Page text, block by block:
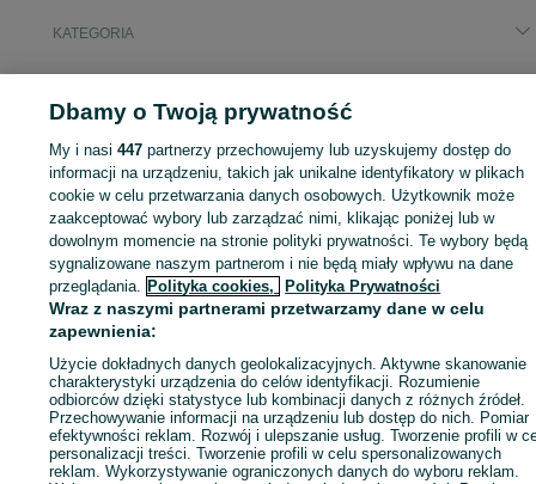
KATEGORIA
Zaloguj się lub załóż konto na OLX, aby skontaktować się z
sprzedającym
Zaloguj się / Załóż konto
Zadzwoń / SMS Wyślij wiadomość
Dbamy o Twoją prywatność
My i nasi447 partnerzy przechowujemy lub uzyskujemy dostęp do
informacji na urządzeniu, takich jak unikalne identyfikatory w plikach
cookie w celu przetwarzania danych osobowych. Użytkownik może
zaakceptować wybory lub zarządzać nimi, klikając poniżej lub w
dowolnym momencie na stronie polityki prywatności. Te wybory będą
sygnalizowane naszym partnerom i nie będą miały wpływu na dane
przeglądania. Polityka cookies, Polityka Prywatności
Wraz z naszymi partnerami przetwarzamy dane w celu
zapewnienia:
Użycie dokładnych danych geolokalizacyjnych. Aktywne skanowanie
charakterystyki urządzenia do celów identyfikacji. Rozumienie
odbiorców dzięki statystyce lub kombinacji danych z różnych źródeł.
Przechowywanie informacji na urządzeniu lub dostęp do nich. Pomiar
efektywności reklam. Rozwój i ulepszanie usług. Tworzenie profili w
personalizacji treści. Tworzenie profili w celu spersonalizowanych
reklam. Wykorzystywanie ograniczonych danych do wyboru reklam.